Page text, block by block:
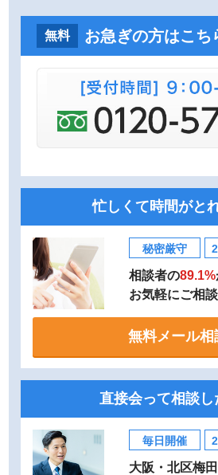
無料 お急ぎの方はこち
忙しくて時間がと
秘密厳守
相談者の89.1%
お気軽にご相談
無料メール相
直接会って相談し
毎日開催
大阪・北区梅